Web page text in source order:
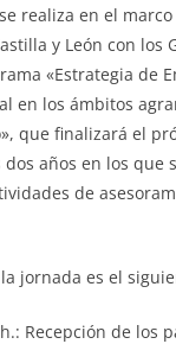
realiza en el
y León con los
«Estrategia de
en los ámbitos
que finalizará el
años en los que
de
jornada es el
Recepción de los